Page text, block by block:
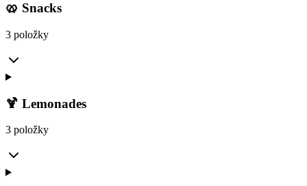
🥨 Snacks
3 položky
🍹 Lemonades
3 položky